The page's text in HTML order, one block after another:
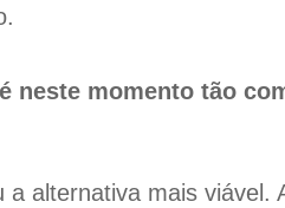
neste momento tão
a alternativa mais viável.